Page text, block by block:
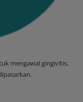
mengawal gingivitis,